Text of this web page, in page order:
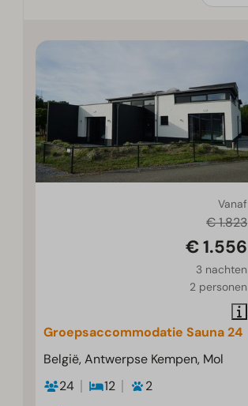
Vanaf
€ 1.823
€ 1.556
3 nachten
2 personen
Groepsaccommodatie Sauna 24
België, Antwerpse Kempen, Mol
24
12
2